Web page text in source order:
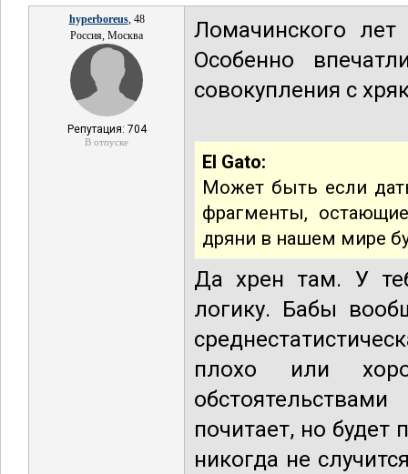
hyperboreus, 48
Россия, Москва
Репутация: 704
В отпуске
Ломачинского
Особенно
совокупления с
El Gato:
Может быть если
фрагменты,
дряни в нашем мире
Да хрен там. У
логику. Бабы
плохо или
почитает, но будет
никогда не